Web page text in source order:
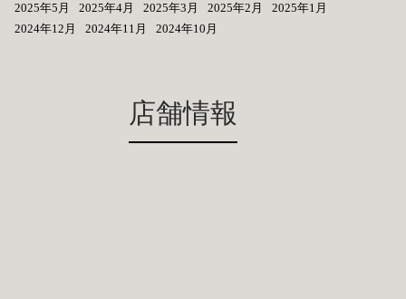
2025年5月
2025年4月 2025年3月 2025年2月
2025年1月
2024年12月
2024年11月 2024年10月
店舗情報